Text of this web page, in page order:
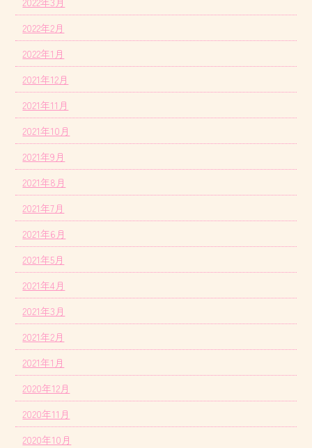
2022年2月
2022年1月
2021年12月
2021年11月
2021年10月
2021年9月
2021年8月
2021年7月
2021年6月
2021年5月
2021年4月
2021年3月
2021年2月
2021年1月
2020年12月
2020年11月
2020年10月